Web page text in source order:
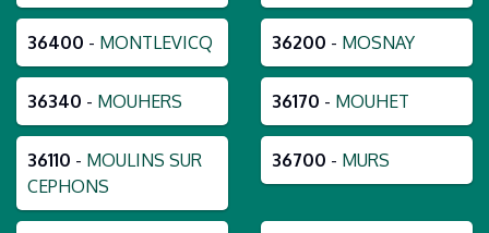
36400 - MONTLEVICQ 36200 - MOSNAY
36340 - MOUHERS 36170 - MOUHET
36110 - MOULINS SUR
CEPHONS
36700 - MURS